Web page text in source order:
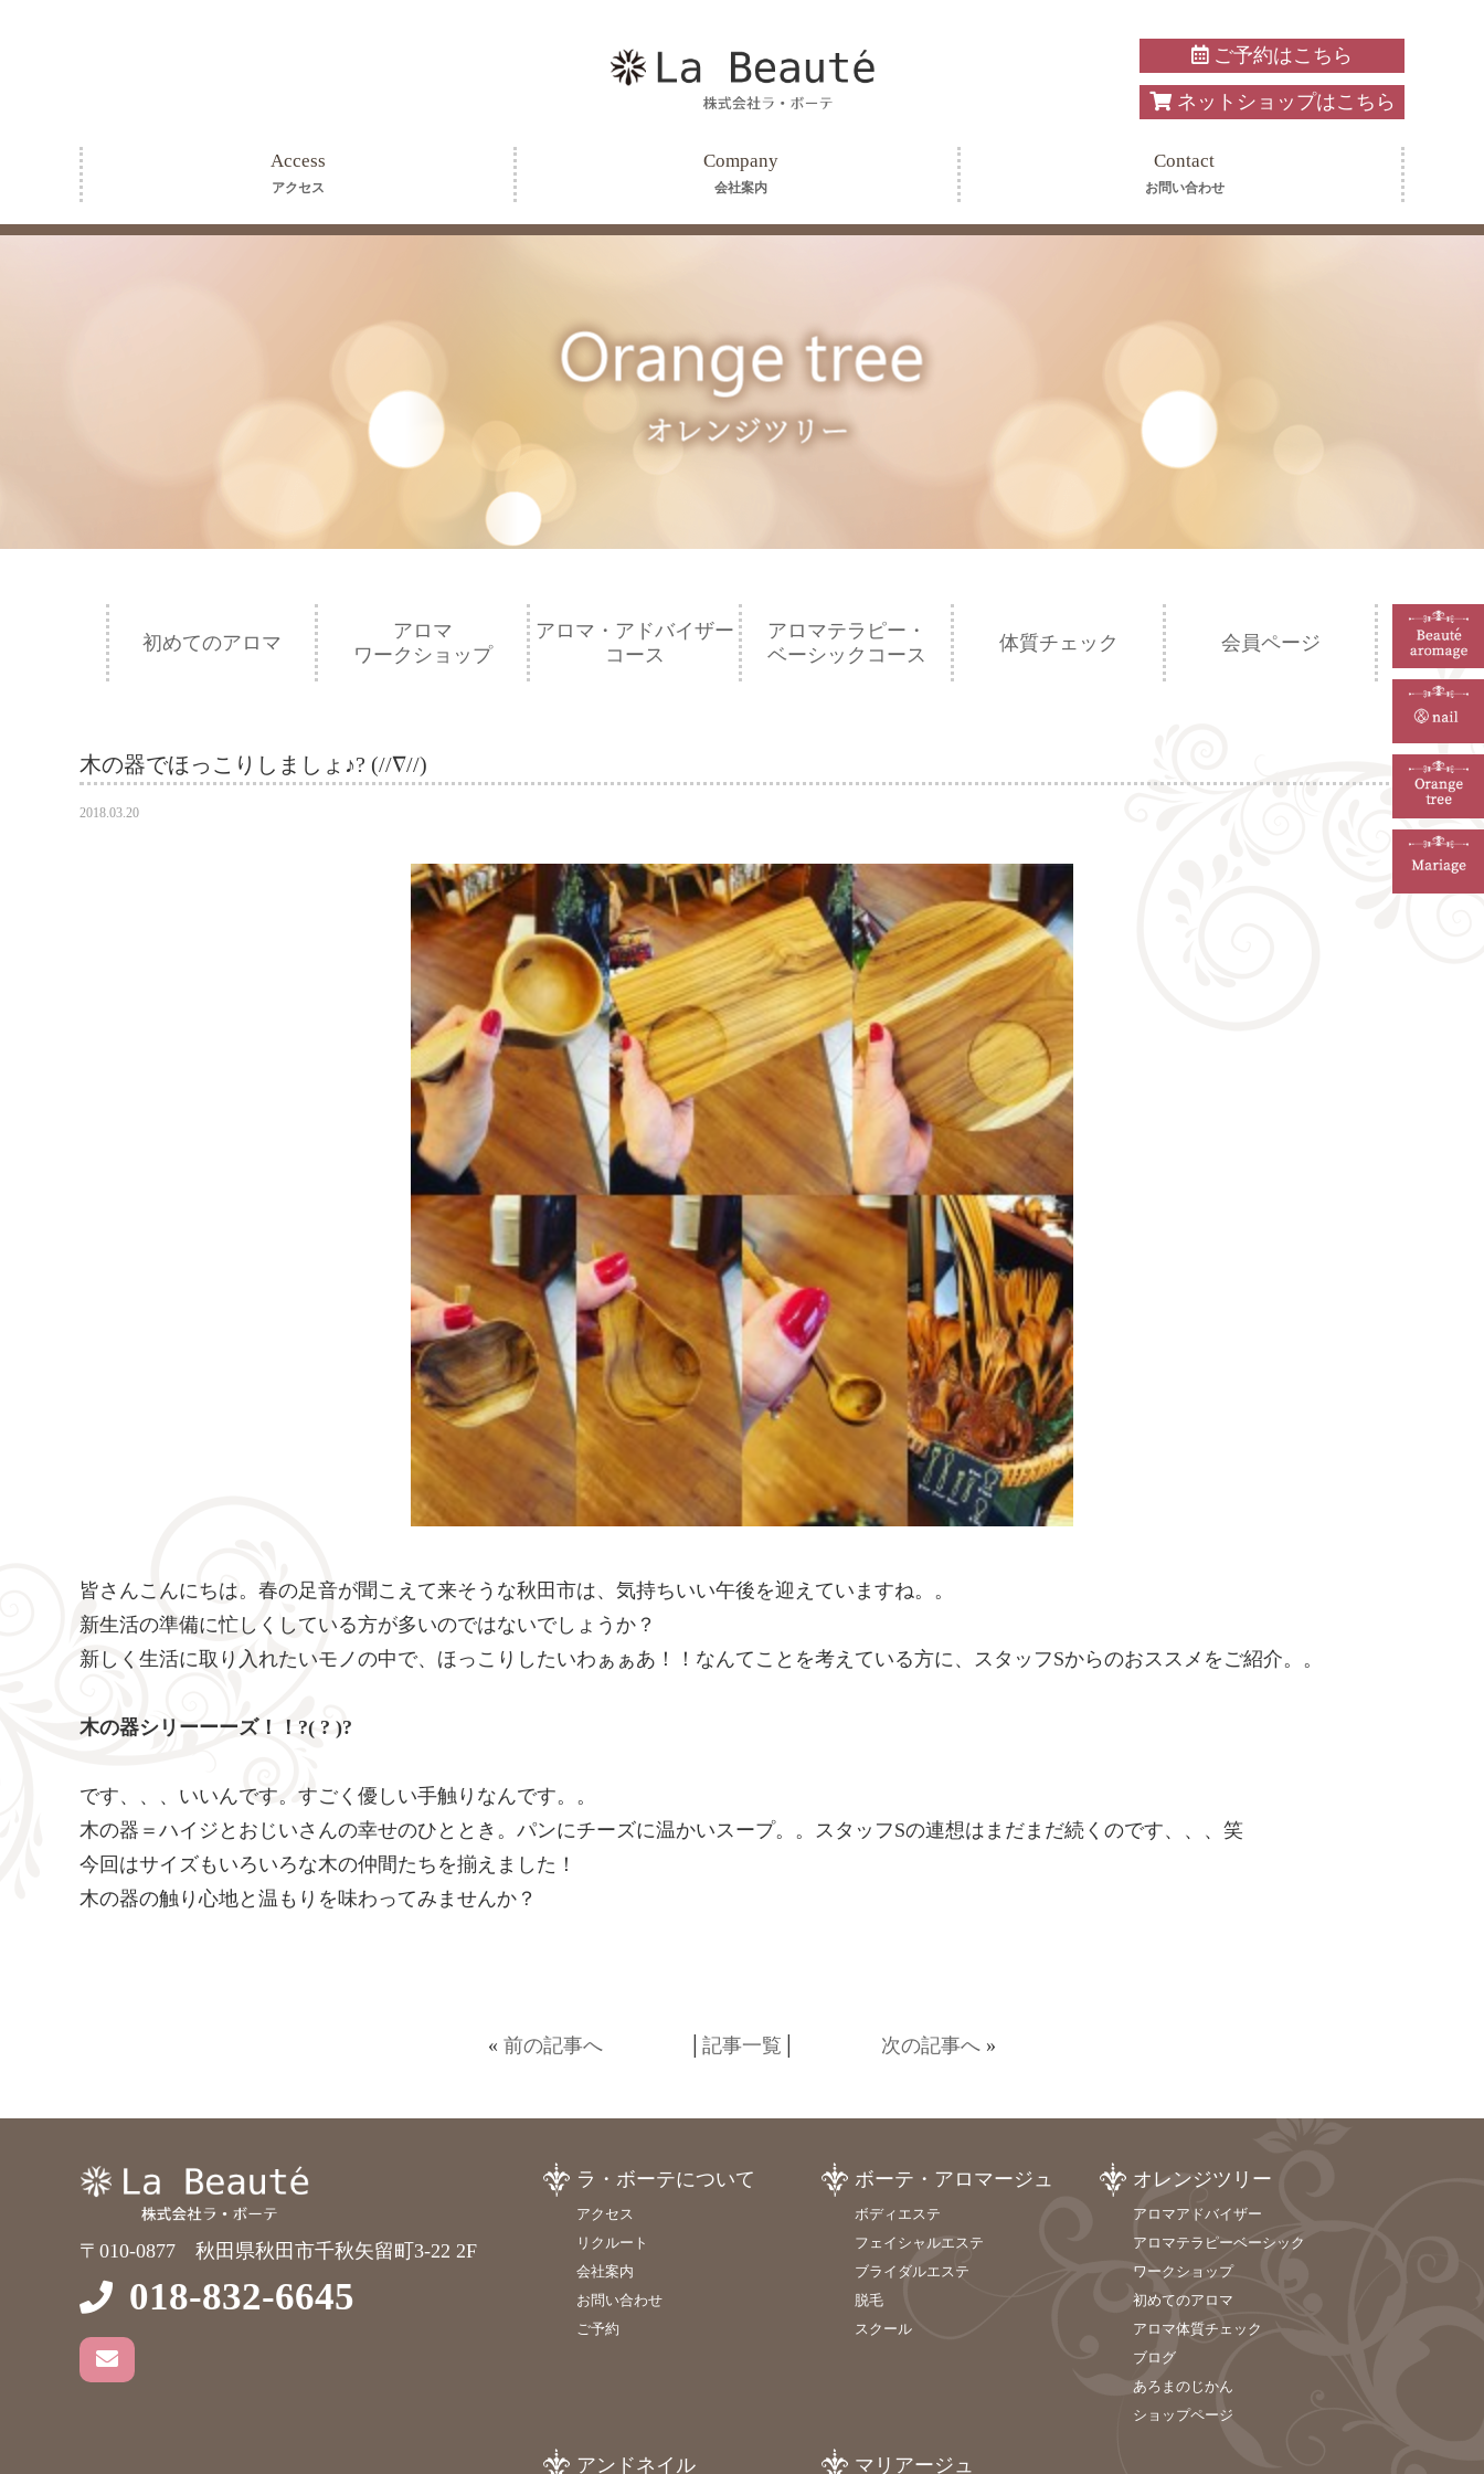
ご予約はこちら
ネットショップはこちら
Access
アクセス
Company
会社案内
Contact
お問い合わせ
初めてのアロマ
アロマ
ワークショップ
アロマ・アドバイザー
コース
アロマテラピー・
ベーシックコース
体質チェック 会員ページ
木の器でほっこりしましょ♪? (//∇//)
2018.03.20
皆さんこんにちは。春の足音が聞こえて来そうな秋田市は、気持ちいい午後を迎えていますね。。
新生活の準備に忙しくしている方が多いのではないでしょうか？
新しく生活に取り入れたいモノの中で、ほっこりしたいわぁぁあ！！なんてことを考えている方に、スタッフSからのおススメをご紹介。。
木の器シリーーーズ！！?( ? )?
です、、、いいんです。すごく優しい手触りなんです。。
木の器＝ハイジとおじいさんの幸せのひととき。パンにチーズに温かいスープ。。スタッフSの連想はまだまだ続くのです、、、笑
今回はサイズもいろいろな木の仲間たちを揃えました！
木の器の触り心地と温もりを味わってみませんか？
« 前の記事へ 記事一覧 次の記事へ »
〒010-0877 秋田県秋田市千秋矢留町3-22 2F
018-832-6645
ラ・ボーテについて
アクセス
リクルート
会社案内
お問い合わせ
ご予約
ボーテ・アロマージュ
ボディエステ
フェイシャルエステ
ブライダルエステ
脱毛
スクール
オレンジツリー
アロマアドバイザー
アロマテラピーベーシック
ワークショップ
初めてのアロマ
アロマ体質チェック
ブログ
あろまのじかん
ショップページ
アンドネイル マリアージュ